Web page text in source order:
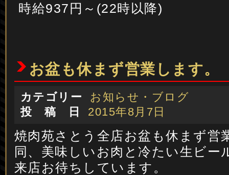
時給937円～(22時以降) ※
お盆も休まず営業します。
カテゴリー
お知らせ・ブログ
投 稿 日
2015年8月7日
焼肉苑さとう全店お盆も休まず営
同、美味しいお肉と冷たい生ビー
来店お待ちしています。